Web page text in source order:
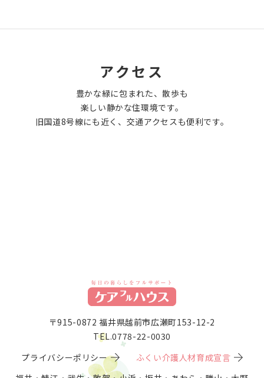
アクセス
豊かな緑に包まれた、散歩も
楽しい静かな住環境です。
旧国道8号線にも近く、交通アクセスも便利です。
〒915-0872 福井県越前市広瀬町153-12-2
TEL.0778-22-0030
プライバシーポリシー
ふくい介護人材育成宣言